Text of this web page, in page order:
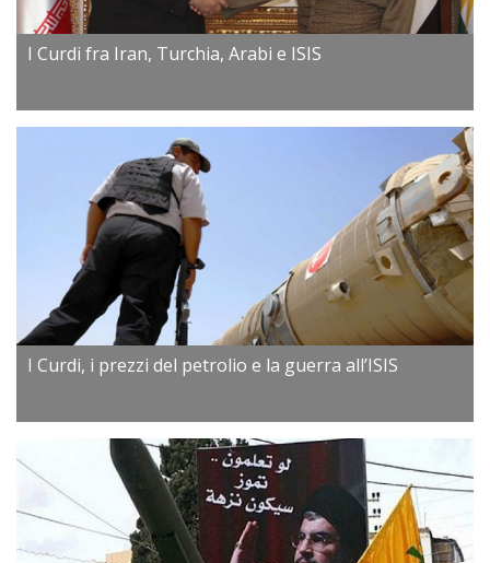
I Curdi fra Iran, Turchia, Arabi e ISIS
I Curdi, i prezzi del petrolio e la guerra all’ISIS